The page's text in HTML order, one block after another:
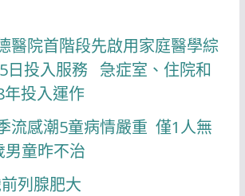
醫院首階段先啟用家庭醫學綜
投入服務 急症室、住院和
投入運作
流感潮5童病情嚴重 僅1人無
男童昨不治
前列腺肥大